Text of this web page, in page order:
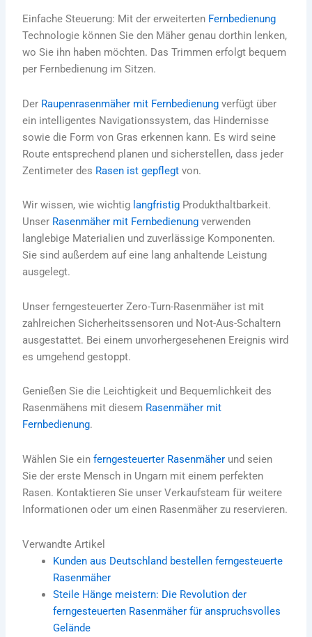
Einfache Steuerung: Mit der erweiterten Fernbedienung
Technologie können Sie den Mäher genau dorthin lenken,
wo Sie ihn haben möchten. Das Trimmen erfolgt bequem
per Fernbedienung im Sitzen.
Der Raupenrasenmäher mit Fernbedienung verfügt über
ein intelligentes Navigationssystem, das Hindernisse
sowie die Form von Gras erkennen kann. Es wird seine
Route entsprechend planen und sicherstellen, dass jeder
Zentimeter des Rasen ist gepflegt von.
Wir wissen, wie wichtig langfristig Produkthaltbarkeit.
Unser Rasenmäher mit Fernbedienung verwenden
langlebige Materialien und zuverlässige Komponenten.
Sie sind außerdem auf eine lang anhaltende Leistung
ausgelegt.
Unser ferngesteuerter Zero-Turn-Rasenmäher ist mit
zahlreichen Sicherheitssensoren und Not-Aus-Schaltern
ausgestattet. Bei einem unvorhergesehenen Ereignis wird
es umgehend gestoppt.
Genießen Sie die Leichtigkeit und Bequemlichkeit des
Rasenmähens mit diesem Rasenmäher mit
Fernbedienung.
Wählen Sie einferngesteuerter Rasenmäher und seien
Sie der erste Mensch in Ungarn mit einem perfekten
Rasen. Kontaktieren Sie unser Verkaufsteam für weitere
Informationen oder um einen Rasenmäher zu reservieren.
Verwandte Artikel
Kunden aus Deutschland bestellen ferngesteuerte
Rasenmäher
Steile Hänge meistern: Die Revolution der
ferngesteuerten Rasenmäher für anspruchsvolles
Gelände